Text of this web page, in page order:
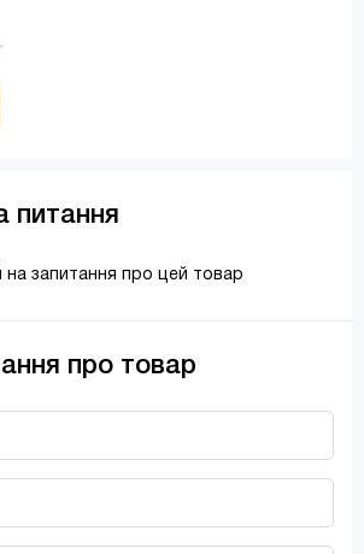
питання
на запитання про цей товар
про товар